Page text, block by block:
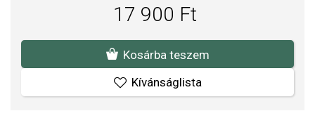
Az anyagok és a kivitelezés minősége elsőrendű számunkra.
Felületkezelésünk, drágaköveink és gyöngyeink beépítése
megfelel az igényes követelményeknek.
17 900 Ft
Kosárba teszem
Kívánságlista